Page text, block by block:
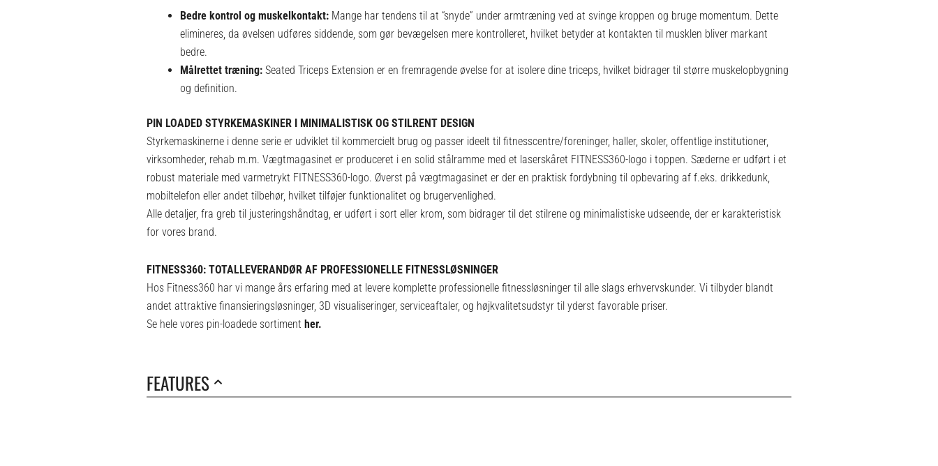
Bedre kontrol og muskelkontakt: Mange har tendens til at “snyde” under armtræning ved at svinge kroppen og bruge momentum. Dette
elimineres, da øvelsen udføres siddende, som gør bevægelsen mere kontrolleret, hvilket betyder at kontakten til musklen bliver markant
bedre.
Målrettet træning: Seated Triceps Extension er en fremragende øvelse for at isolere dine triceps, hvilket bidrager til større muskelopbygning
og definition.
PIN LOADED STYRKEMASKINER I MINIMALISTISK OG STILRENT DESIGN
Styrkemaskinerne i denne serie er udviklet til kommercielt brug og passer ideelt til fitnesscentre/foreninger, haller, skoler, offentlige institutioner,
virksomheder, rehab m.m. Vægtmagasinet er produceret i en solid stålramme med et laserskåret FITNESS360-logo i toppen. Sæderne er udført i et
robust materiale med varmetrykt FITNESS360-logo. Øverst på vægtmagasinet er der en praktisk fordybning til opbevaring af f.eks. drikkedunk,
mobiltelefon eller andet tilbehør, hvilket tilføjer funktionalitet og brugervenlighed.
Alle detaljer, fra greb til justeringshåndtag, er udført i sort eller krom, som bidrager til det stilrene og minimalistiske udseende, der er karakteristisk
for vores brand.
FITNESS360: TOTALLEVERANDØR AF PROFESSIONELLE FITNESSLØSNINGER
Hos Fitness360 har vi mange års erfaring med at levere komplette professionelle fitnessløsninger til alle slags erhvervskunder. Vi tilbyder blandt
andet attraktive finansieringsløsninger, 3D visualiseringer, serviceaftaler, og højkvalitetsudstyr til yderst favorable priser.
Se hele vores pin-loadede sortiment her.
FEATURES